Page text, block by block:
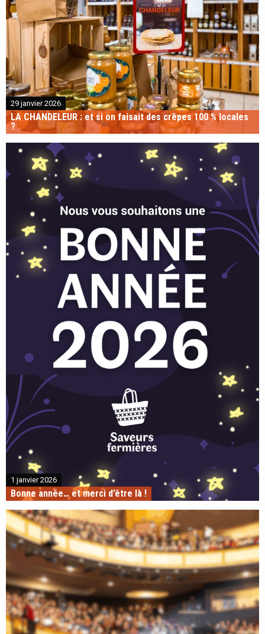
29 janvier 2026
LA CHANDELEUR : et si on faisait des crêpes 100 % locales
?
1 janvier 2026
Bonne année… et merci d’être là !